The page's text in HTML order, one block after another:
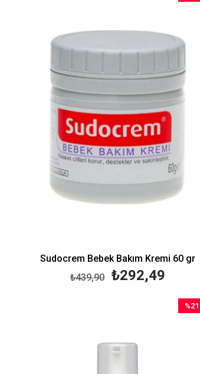
Sudocrem Bebek Bakım Kremi 60 gr
₺292,49
₺439,90
%21